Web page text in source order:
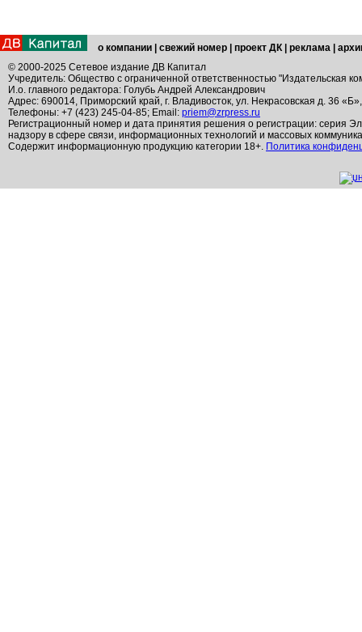
о компании свежий номер проект ДК реклама
© 2000-2025 Сетевое издание ДВ Капитал
Учредитель: Общество с ограниченной ответственностью "Издательская
И.о. главного редактора: Голубь Андрей Александрович
Адрес: 690014, Приморский край, г. Владивосток, ул. Некрасовская д. 36
Телефоны: +7 (423) 245-04-85; Email: priem@zrpress.ru
Регистрационный номер и дата принятия решения о регистрации: серия
надзору в сфере связи, информационных технологий и массовых
Содержит информационную продукцию категории 18+. Политика